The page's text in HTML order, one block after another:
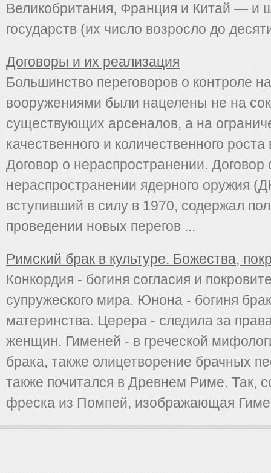
Великобритания, Франция и Китай — и
государств (их число возросло до
Договоры и их реализация
Большинство переговоров о контроле
вооружениями были нацелены не на
существующих арсеналов, а на
качественного и количественного
Договор о нераспространении. Договор
нераспространении ядерного оружия
вступивший в силу в 1970, содержал
проведении новых перегов ...
Римский брак в культуре. Божества,
Конкордия - богиня согласия и
супружеского мира. Юнона - богиня
материнства. Церера - следила за
женщин. Гименей - в греческой
брака, также олицетворение брачных
также почитался в Древнем Риме. Так,
фреска из Помпей, изображающая